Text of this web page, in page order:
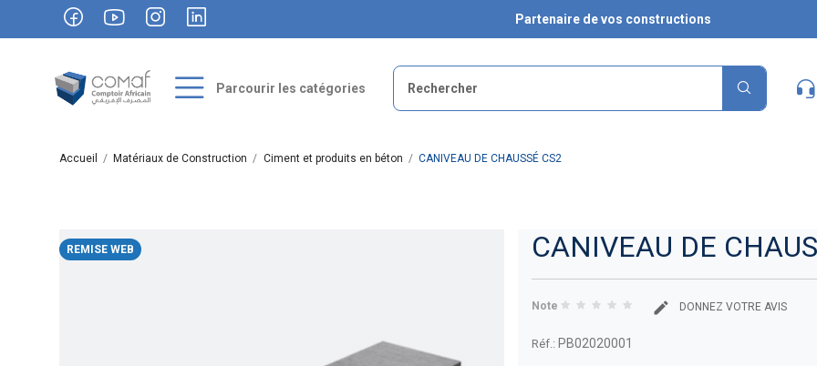
Partenaire de vos constructions
Parcourir les catégories
Accueil Matériaux de Construction Ciment et produits en béton CANIVEAU DE CHAUSSÉ CS2
REMISE WEB CANIVEAU DE
Note DONNEZ VOTRE AVIS
Réf.: PB02020001